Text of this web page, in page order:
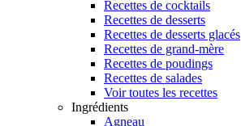
Recettes de cocktails
Recettes de desserts
Recettes de desserts glacés
Recettes de grand-mère
Recettes de poudings
Recettes de salades
Voir toutes les recettes
Ingrédients
Agneau